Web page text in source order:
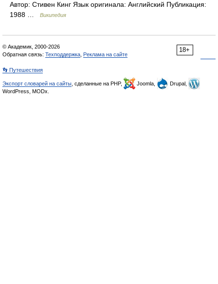
Автор: Стивен Кинг Язык оригинала: Английский Публикация:
1988 …
Википедия
18+
© Академик, 2000-2026
Обратная связь: Техподдержка Реклама на сайте
👣 Путешествия
Экспорт словарей на сайты , сделанные на PHP, Joomla,
Drupal,
WordPress, MODx.